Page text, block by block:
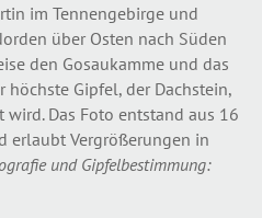
im Tennengebirge und
über Osten nach Süden
den Gosaukamme und das
höchste Gipfel, der Dachstein,
Das Foto entstand aus 16
erlaubt Vergrößerungen in
und Gipfelbestimmung: